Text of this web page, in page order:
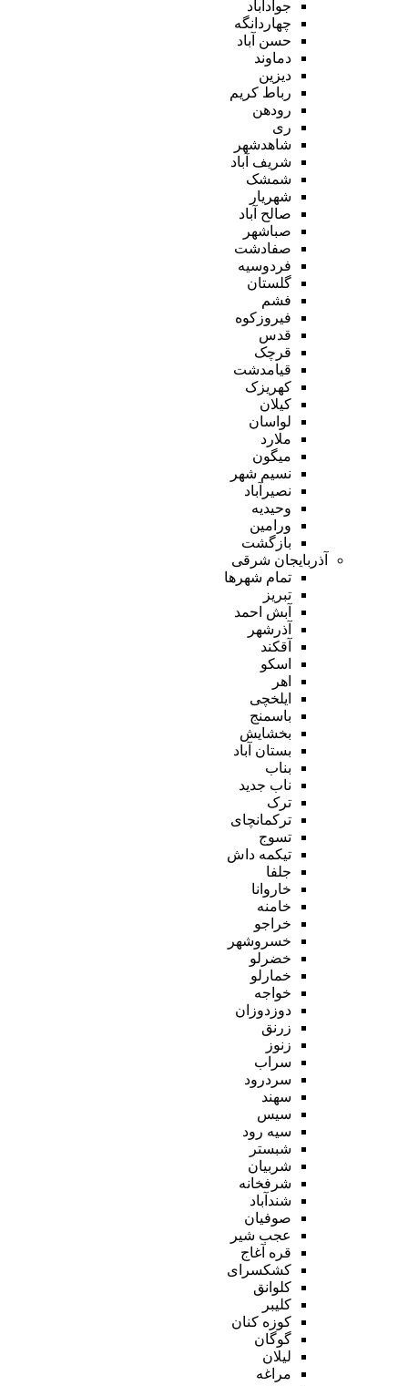
جوادآباد
چهاردانگه
حسن آباد
دماوند
دیزین
رباط کریم
رودهن
ری
شاهدشهر
شریف آباد
شمشک
شهریار
صالح آباد
صباشهر
صفادشت
فردوسیه
گلستان
فشم
فیروزکوه
قدس
قرچک
قیامدشت
کهریزک
کیلان
لواسان
ملارد
میگون
نسیم شهر
نصیرآباد
وحیدیه
ورامین
بازگشت
آذربایجان شرقی
تمام شهر‌ها
تبریز
آبش احمد
آذرشهر
آقکند
اسکو
اهر
ایلخچی
باسمنج
بخشایش
بستان آباد
بناب
ناب جدید
ترک
ترکمانچای
تسوج
تیکمه داش
جلفا
خاروانا
خامنه
خراجو
خسروشهر
خضرلو
خمارلو
خواجه
دوزدوزان
زرنق
زنوز
سراب
سردرود
سهند
سیس
سیه رود
شبستر
شربیان
شرفخانه
شندآباد
صوفیان
عجب شیر
قره آغاج
کشکسرای
کلوانق
کلیبر
کوزه کنان
گوگان
لیلان
مراغه